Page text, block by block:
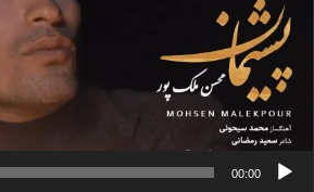
00:00